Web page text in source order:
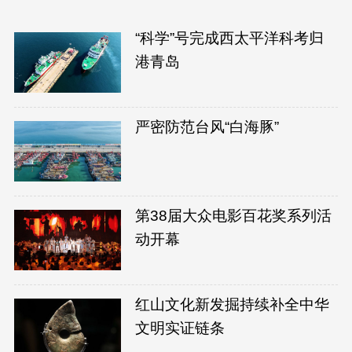
“科学”号完成西太平洋科考归
港青岛
严密防范台风“白海豚”
第38届大众电影百花奖系列活
动开幕
红山文化新发掘持续补全中华
文明实证链条